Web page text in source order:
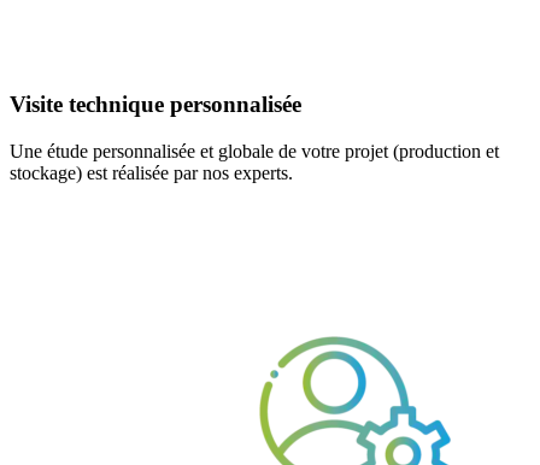
Visite technique personnalisée
Une étude personnalisée et globale de votre projet (production et
stockage) est réalisée par nos experts.